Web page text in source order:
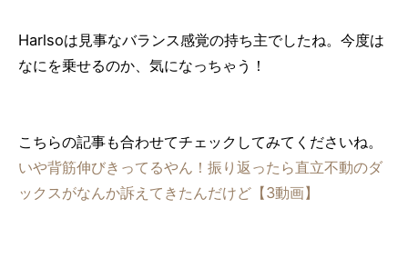
Harlsoは見事なバランス感覚の持ち主でしたね。今度は
なにを乗せるのか、気になっちゃう！
こちらの記事も合わせてチェックしてみてくださいね。
いや背筋伸びきってるやん！振り返ったら直立不動のダ
ックスがなんか訴えてきたんだけど【3動画】